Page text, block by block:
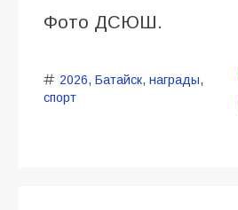
Фото ДСЮШ.
2026, Батайск, награды,
спорт